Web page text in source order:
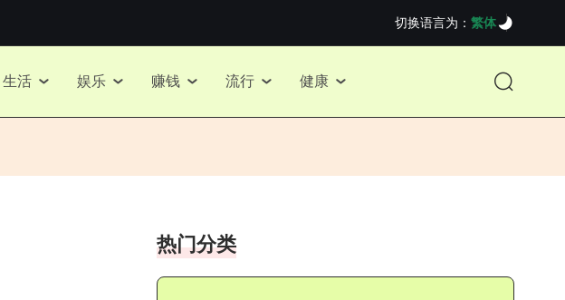
切换语言为： 繁体
生活 娱乐 赚钱 流行 健康
热门分类